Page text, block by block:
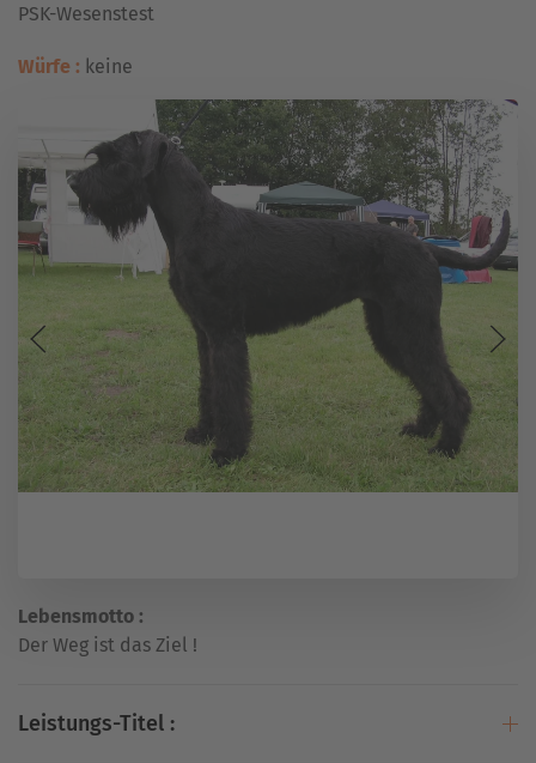
PSK-Wesenstest
Würfe : keine
Lebensmotto :
Der Weg ist das Ziel !
Leistungs-Titel :